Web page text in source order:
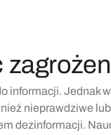
informacji. Jednak
nieprawdziwe
dezinformacji.